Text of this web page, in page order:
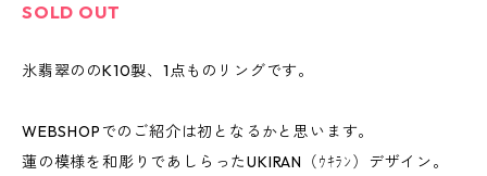
SOLD OUT
氷翡翠ののK10製、1点ものリングです。
WEBSHOPでのご紹介は初となるかと思います。
蓮の模様を和彫りであしらったUKIRAN（ｳｷﾗﾝ）デザイン。